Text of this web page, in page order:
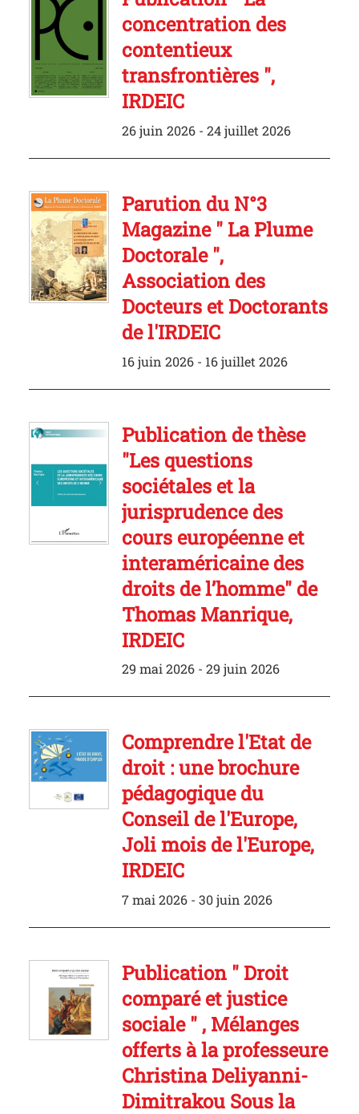
concentration des
contentieux
transfrontières ",
IRDEIC
26 juin 2026 - 24 juillet 2026
Parution du N°3
Magazine " La Plume
Doctorale ",
Association des
Docteurs et Doctorants
de l'IRDEIC
16 juin 2026 - 16 juillet 2026
Publication de thèse
"Les questions
sociétales et la
jurisprudence des
cours européenne et
interaméricaine des
droits de l’homme" de
Thomas Manrique,
IRDEIC
29 mai 2026 - 29 juin 2026
Comprendre l'Etat de
droit : une brochure
pédagogique du
Conseil de l'Europe,
Joli mois de l'Europe,
IRDEIC
7 mai 2026 - 30 juin 2026
Publication " Droit
comparé et justice
sociale " , Mélanges
offerts à la professeure
Christina Deliyanni-
Dimitrakou Sous la